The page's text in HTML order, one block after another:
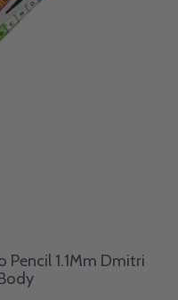
Pencil 1.1Mm Dmitri